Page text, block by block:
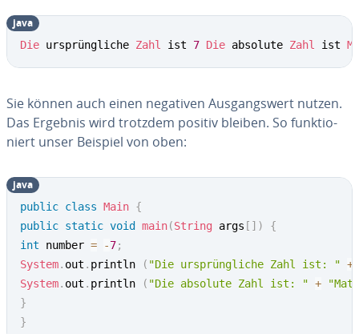
Die ursprüngliche Zahl ist 7 Die absolute Zahl ist
java
Sie können auch einen negativen Aus­gangs­wert nutzen.
Das Ergebnis wird trotzdem positiv bleiben. So funk­tio­
niert unser Beispiel von oben:
public class Main {
public static void main(String args [ ] )
{
int number = -7;
System. out . println ( "Die ursprüngliche Zahl ist: " +
System. out . println ( "Die absolute Zahl ist: " +
}
}
java